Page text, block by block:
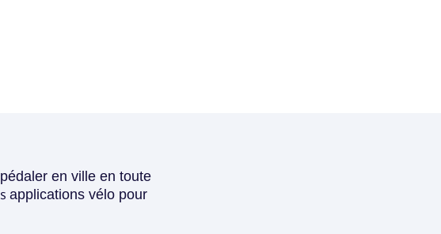
pédaler en ville en toute
applications vélo pour